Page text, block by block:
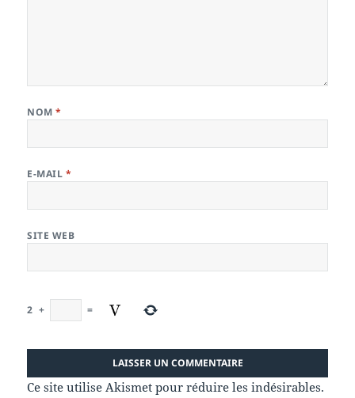
NOM*
E-MAIL *
SITE WEB
2 + =
Ce site utilise Akismet pour réduire les indésirables.